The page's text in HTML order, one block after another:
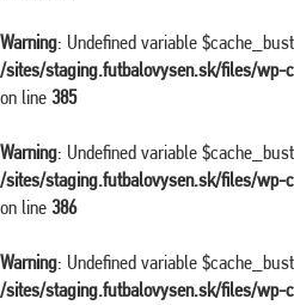
Warning: Undefined variable
/sites/staging.futbalovysen.sk/files/wp-
on line 385
Warning: Undefined variable
/sites/staging.futbalovysen.sk/files/wp-
on line 386
Warning: Undefined variable
/sites/staging.futbalovysen.sk/files/wp-